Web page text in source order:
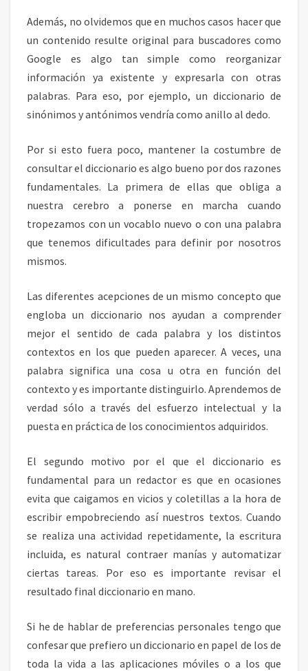
Además, no olvidemos que en muchos casos hacer que
un contenido resulte original para buscadores como
Google es algo tan simple como reorganizar
información ya existente y expresarla con otras
palabras. Para eso, por ejemplo, un diccionario de
sinónimos y antónimos vendría como anillo al dedo.
Por si esto fuera poco, mantener la costumbre de
consultar el diccionario es algo bueno por dos razones
fundamentales. La primera de ellas que obliga a
nuestra cerebro a ponerse en marcha cuando
tropezamos con un vocablo nuevo o con una palabra
que tenemos dificultades para definir por nosotros
mismos.
Las diferentes acepciones de un mismo concepto que
engloba un diccionario nos ayudan a comprender
mejor el sentido de cada palabra y los distintos
contextos en los que pueden aparecer. A veces, una
palabra significa una cosa u otra en función del
contexto y es importante distinguirlo. Aprendemos de
verdad sólo a través del esfuerzo intelectual y la
puesta en práctica de los conocimientos adquiridos.
El segundo motivo por el que el diccionario es
fundamental para un redactor es que en ocasiones
evita que caigamos en vicios y coletillas a la hora de
escribir empobreciendo así nuestros textos. Cuando
se realiza una actividad repetidamente, la escritura
incluida, es natural contraer manías y automatizar
ciertas tareas. Por eso es importante revisar el
resultado final diccionario en mano.
Si he de hablar de preferencias personales tengo que
confesar que prefiero un diccionario en papel de los de
toda la vida a las aplicaciones móviles o a los que